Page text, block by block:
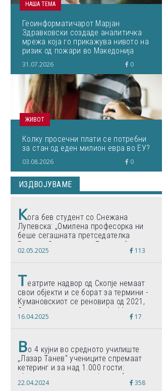
НАША ТЕМА
Геоинформатичарот Марјан
Здравковски создаде аналитичка
мрежа која го прикажува нивото на
ризик од пожари во Македонија
31.07.2026 0
ЖИВОТ
Колку просечни плати се потребни
за стан од еден милион евра во ЕУ?
03.08.2026 0
ИЗДВОЈУВАМЕ
Кога бев студент со Снежана
Лупевска: „Омилена професорка ни
беше сегашната претседателка
Гордана Сиљановска-Давкова“
02.05.2025 113
Театрите надвор од Скопје немаат
свои објекти и се борат за термини -
Кумановскиот се реновира од 2021,
Струмичкиот се гради веќе 11 години
16.04.2025 17
Во 4 кујни во средното училиште
„Лазар Танев“ учениците спремаат
кетеринг и за над 1.000 гости:
„Формиравме компанија и работиме
по светски стандарди“
22.04.2024 358